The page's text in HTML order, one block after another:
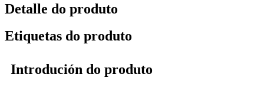
Detalle do produto
Etiquetas do produto
Introdución do produto